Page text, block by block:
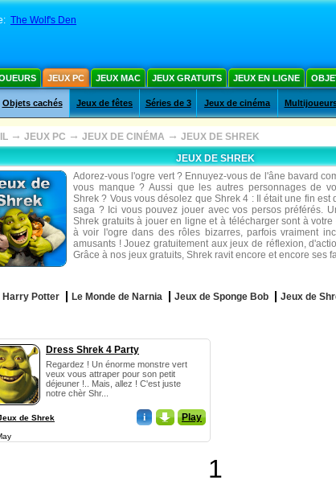
The Wolf's Den
JEUX PC JEUX MAC JEUX GRATUITS JEUX EN LIGNE
Objets cachés Jeux de fêtes Séries de 3 Jeux de cinéma
→ JEUX PC → JEUX DE CINÉMA → JEUX DE SHREK
JEUX DE SHREK
Adorez-vous l'ogre vert ? Ennuyez-vous de l'âne bavard
vous manque ? Aussi que les autres personnages de
Shrek ? Vous vous désolez que Shrek 4 : Il était une fin
saga ? Ici vous pouvez jouer avec vos persos préférés.
Shrek gratuits à jouer en ligne et à télécharger sont à
à voir l'ogre dans des rôles bizarres, parfois vraiment
amusants ! Jouez gratuitement aux jeux de réflexion,
Grâce à nos jeux gratuits, Shrek ravit encore et encore ses
Harry Potter Le Monde de Narnia Jeux de Sponge Bob Jeux de
Dress Shrek 4 Party
Regardez ! Un énorme monstre vert
veux vous attraper pour son petit
déjeuner !.. Mais, allez ! C'est juste
notre chèr Shr...
de Shrek i _ Play
1